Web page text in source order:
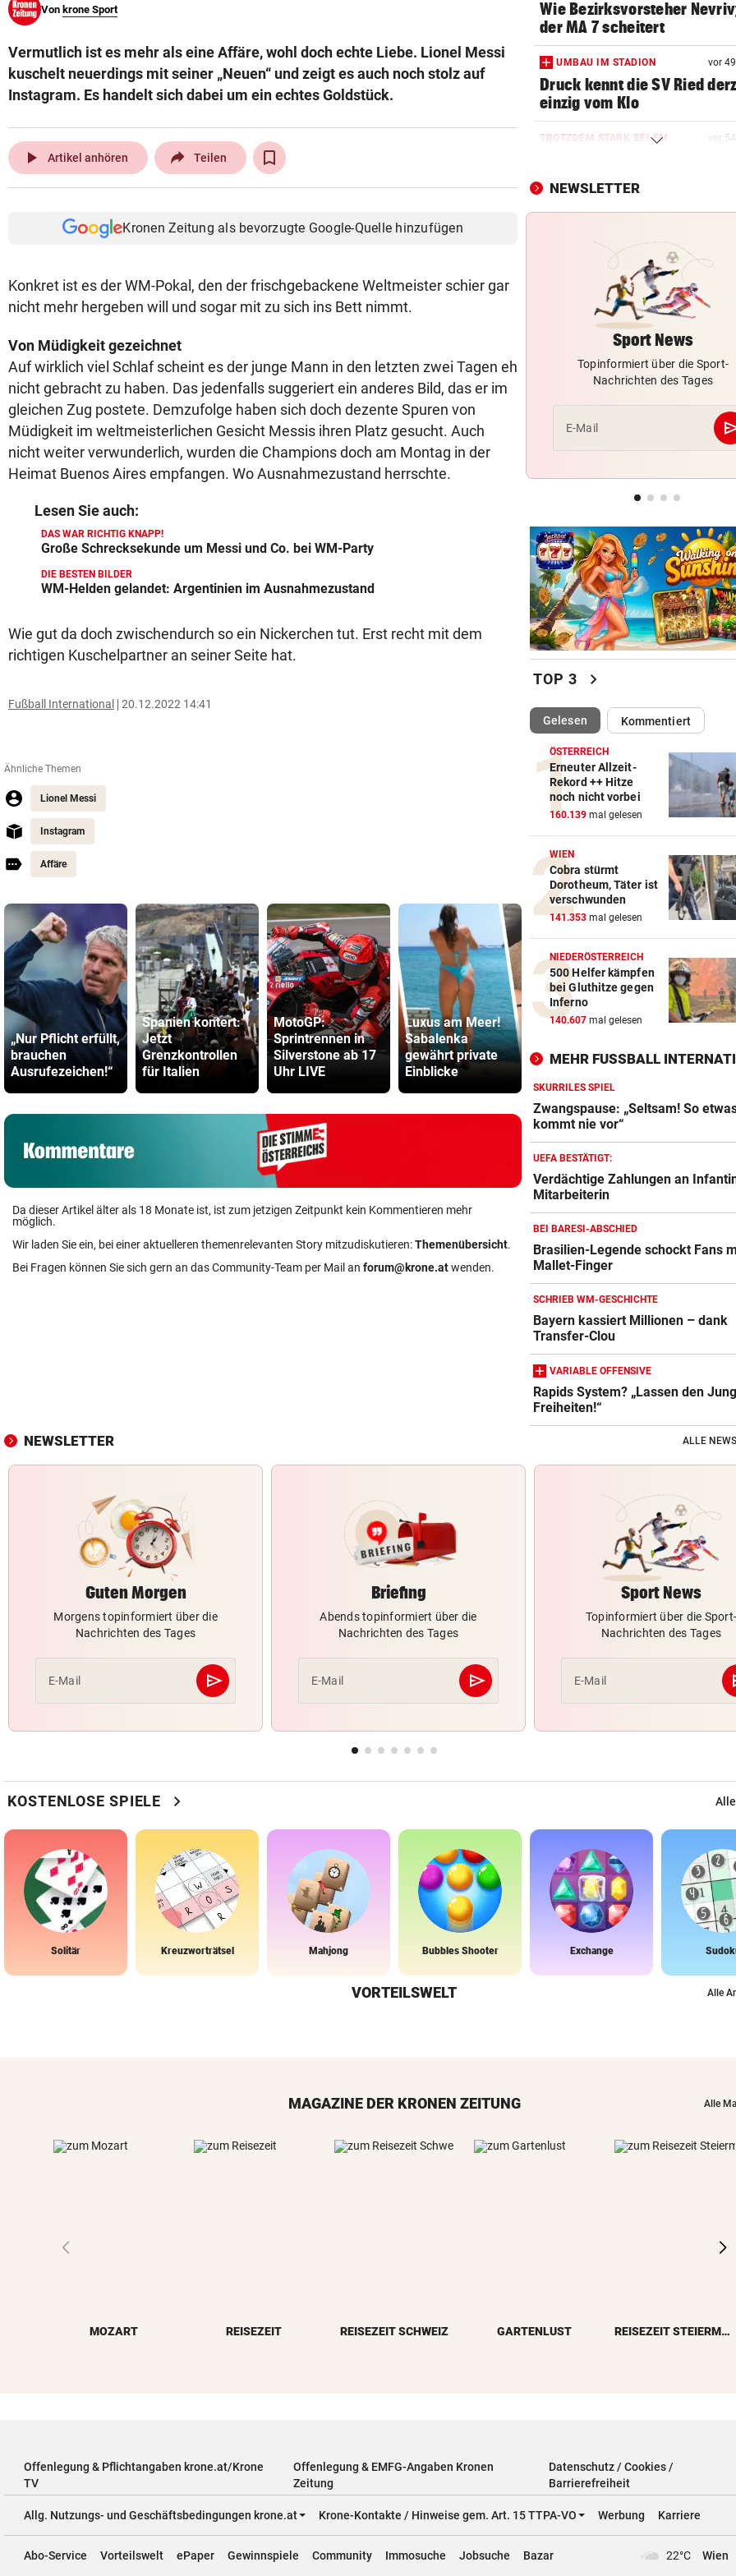
© Krone Multimedia GmbH & Co KG 2026
Von krone Sport
Vermutlich ist es mehr als eine Affäre, wohl doch echte Liebe. Lionel Messi
kuschelt neuerdings mit seiner „Neuen“ und zeigt es auch noch stolz auf
Instagram. Es handelt sich dabei um ein echtes Goldstück.
play_arrow Artikel anhören Teilen
Kronen Zeitung als bevorzugte Google-Quelle hinzufügen
Konkret ist es der WM-Pokal, den der frischgebackene Weltmeister schier gar
nicht mehr hergeben will und sogar mit zu sich ins Bett nimmt.
Von Müdigkeit gezeichnet
Auf wirklich viel Schlaf scheint es der junge Mann in den letzten zwei Tagen eh
nicht gebracht zu haben. Das jedenfalls suggeriert ein anderes Bild, das er im
gleichen Zug postete. Demzufolge haben sich doch dezente Spuren von
Müdigkeit im weltmeisterlichen Gesicht Messis ihren Platz gesucht. Auch
nicht weiter verwunderlich, wurden die Champions doch am Montag in der
Heimat Buenos Aires empfangen. Wo Ausnahmezustand herrschte.
Lesen Sie auch:
DAS WAR RICHTIG KNAPP!
Große Schrecksekunde um Messi und Co. bei WM-Party
DIE BESTEN BILDER
WM-Helden gelandet: Argentinien im Ausnahmezustand
Wie gut da doch zwischendurch so ein Nickerchen tut. Erst recht mit dem
richtigen Kuschelpartner an seiner Seite hat.
Fußball International 20.12.2022 14:41
Ähnliche Themen
Lionel Messi
Instagram
Affäre
„Nur Pflicht erfüllt,
brauchen
Ausrufezeichen!“
Spanien kontert:
Jetzt
Grenzkontrollen
für Italien
MotoGP:
Sprintrennen in
Silverstone ab 17
Uhr LIVE
Luxus am Meer!
Sabalenka
gewährt private
Einblicke
Die Wende ist weit
Gefährder,
Da dieser Artikel älter als 18 Monate ist, ist zum jetzigen Zeitpunkt kein Kommentieren mehr
möglich.
Wir laden Sie ein, bei einer aktuelleren themenrelevanten Story mitzudiskutieren:Themenübersicht.
Bei Fragen können Sie sich gern an das Community-Team per Mail an forum@krone.atwenden.
Wie Bezirksvorsteher
der MA 7 scheitert
UMBAU IM STADION vor
Druck kennt die SV Ried
einzig vom Klo
TROTZDEM STARK BEI EM vor
„War echt blöd“
HEIL KEHRT HEIM
alles gegeben!“
LISL PERKAUS
Wienerin stieß vor 100 Jahren
Rekord für Ewigkeit
NACH FRANKFURT-WECHSEL
Klepeisz: „Herausforderung,
ich haben wollte“
Ausrufezeichen!“
Bullen-Ass: „Dann würde
gegen den WAC jubeln!“
NEWSLETTER
Sport News
Topinformiert über die Sport-
Nachrichten des Tages
E-Mail
TOP 3 chevron_right
Gelesen(ausgewählt)Kommentiert
ÖSTERREICH
Erneuter Allzeit-
Rekord ++ Hitze
noch nicht vorbei
160.139 mal gelesen
WIEN
Cobra stürmt
Dorotheum, Täter ist
verschwunden
141.353 mal gelesen
NIEDERÖSTERREICH
500 Helfer kämpfen
bei Gluthitze gegen
Inferno
140.607 mal gelesen
MEHR FUSSBALL
SKURRILES SPIEL
Zwangspause: „Seltsam! So
kommt nie vor“
UEFA BESTÄTIGT:
Verdächtige Zahlungen an
Mitarbeiterin
BEI BARESI-ABSCHIED
Brasilien-Legende schockt Fans
Mallet-Finger
SCHRIEB WM-GESCHICHTE
Bayern kassiert Millionen – dank
Transfer-Clou
VARIABLE OFFENSIVE
Rapids System? „Lassen den
Freiheiten!“
NEWSLETTER ALLE
Guten Morgen
Morgens topinformiert über die
Nachrichten des Tages
E-Mail send
Abschicken
Briefing
Abends topinformiert über die
Nachrichten des Tages
E-Mail send
Abschicken
Sport News
Topinformiert über die Sport-
Nachrichten des Tages
E-Mail
KOSTENLOSE SPIELE chevron_right
Solitär Kreuzworträtsel Mahjong Bubbles Shooter Exchange
VORTEILSWELT Alle
MAGAZINE DER KRONEN ZEITUNG Alle
MOZART REISEZEIT REISEZEIT SCHWEIZ GARTENLUST REISEZEIT STEIERMARK
Offenlegung & Pflichtangaben krone.at/Krone
TV
Offenlegung & EMFG-Angaben Kronen
Zeitung
Datenschutz / Cookies /
Barrierefreiheit
Allg. Nutzungs- und Geschäftsbedingungen krone.at Krone-Kontakte / Hinweise gem. Art. 15 TTPA-VO Werbung Karriere
Abo-Service Vorteilswelt ePaper Gewinnspiele Community Immosuche Jobsuche Bazar 22°C Wien